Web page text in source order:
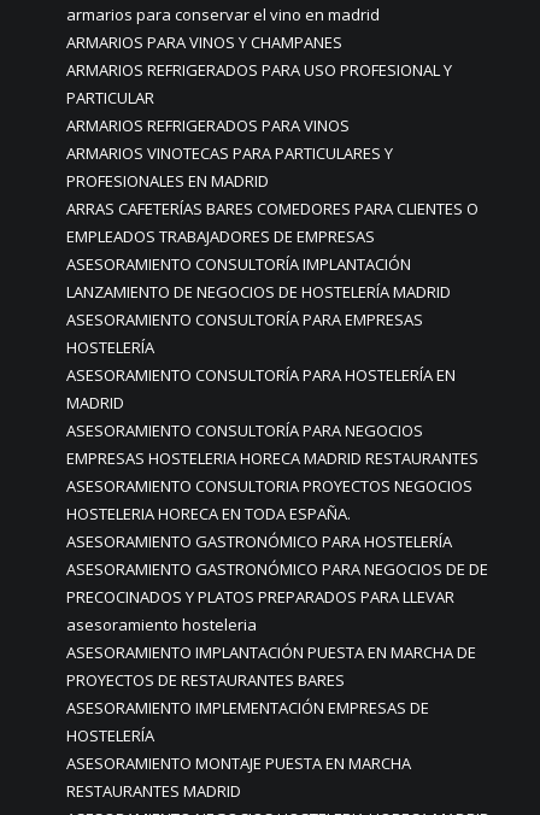
armarios para conservar el vino en madrid
ARMARIOS PARA VINOS Y CHAMPANES
ARMARIOS REFRIGERADOS PARA USO PROFESIONAL Y
PARTICULAR
ARMARIOS REFRIGERADOS PARA VINOS
ARMARIOS VINOTECAS PARA PARTICULARES Y
PROFESIONALES EN MADRID
ARRAS CAFETERÍAS BARES COMEDORES PARA CLIENTES O
EMPLEADOS TRABAJADORES DE EMPRESAS
ASESORAMIENTO CONSULTORÍA IMPLANTACIÓN
LANZAMIENTO DE NEGOCIOS DE HOSTELERÍA MADRID
ASESORAMIENTO CONSULTORÍA PARA EMPRESAS
HOSTELERÍA
ASESORAMIENTO CONSULTORÍA PARA HOSTELERÍA EN
MADRID
ASESORAMIENTO CONSULTORÍA PARA NEGOCIOS
EMPRESAS HOSTELERIA HORECA MADRID RESTAURANTES
ASESORAMIENTO CONSULTORIA PROYECTOS NEGOCIOS
HOSTELERIA HORECA EN TODA ESPAÑA.
ASESORAMIENTO GASTRONÓMICO PARA HOSTELERÍA
ASESORAMIENTO GASTRONÓMICO PARA NEGOCIOS DE DE
PRECOCINADOS Y PLATOS PREPARADOS PARA LLEVAR
asesoramiento hosteleria
ASESORAMIENTO IMPLANTACIÓN PUESTA EN MARCHA DE
PROYECTOS DE RESTAURANTES BARES
ASESORAMIENTO IMPLEMENTACIÓN EMPRESAS DE
HOSTELERÍA
ASESORAMIENTO MONTAJE PUESTA EN MARCHA
RESTAURANTES MADRID